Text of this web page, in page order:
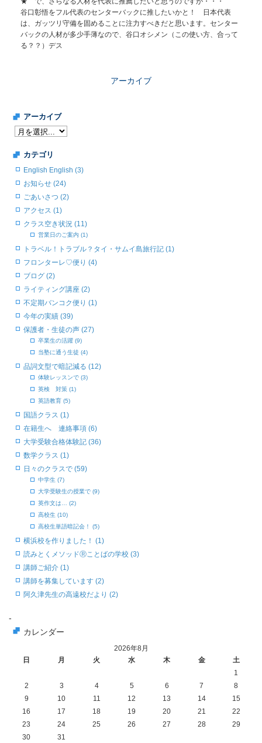
谷口彰悟をフル代表のセンターバックに推したいかと！ 日本代表
は、ガッツリ守備を固めることに注力すべきだと思います。センター
バックの人材が多少手薄なので、谷口オシメン（この使い方、合って
る？？）デス
アーカイブ
アーカイブ
カテゴリ
English English (3)
お知らせ (24)
ごあいさつ (2)
アクセス (1)
クラス空き状況 (11)
営業日のご案内 (1)
トラベル！トラブル？タイ・サムイ島旅行記 (1)
フロンターレ♡便り (4)
ブログ (2)
ライティング講座 (2)
不定期バンコク便り (1)
今年の実績 (39)
保護者・生徒の声 (27)
卒業生の活躍 (9)
当塾に通う生徒 (4)
品詞文型で暗記減る (12)
体験レッスンで (3)
英検 対策 (1)
英語教育 (5)
国語クラス (1)
在籍生へ 連絡事項 (6)
大学受験合格体験記 (36)
数学クラス (1)
日々のクラスで (59)
中学生 (7)
大学受験生の授業で (9)
英作文は… (2)
高校生 (10)
高校生単語暗記会！ (5)
横浜校を作りました！ (1)
読みとくメソッドⓇことばの学校 (3)
講師ご紹介 (1)
講師を募集しています (2)
阿久津先生の高遠校だより (2)
-
カレンダー
2026年8月
日
月 火 水 木 金
土
1
2
3 4 5 6 7
8
9
10 11 12 13 14
15
16
17 18 19 20 21
22
23
24 25 26 27 28
29
30
31